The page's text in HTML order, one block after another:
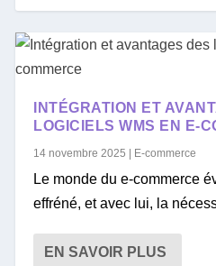
INTÉGRATION ET
LOGICIELS WMS EN E-
14 novembre 2025 E-commerce
Le monde du e-commerce
effréné, et avec lui, la
EN SAVOIR PLUS